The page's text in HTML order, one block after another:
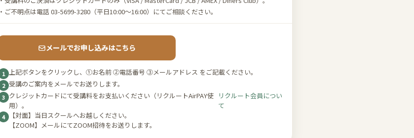
・ご不明点は電話 03-5699-3280（平日10:00〜16:00）にてご相談ください。
メールでお申し込みはこちら
1 上記ボタンをクリックし、①お名前 ②電話番号 ③メールアドレス をご記載ください。
2 受講のご案内をメールでお送りします。
3 クレジットカードにて受講料をお支払いください（リクルートAirPAY使
用）。
リクルート会員につい
て
4
【対面】当日スクールへお越しください。
【ZOOM】メールにてZOOM招待をお送りします。